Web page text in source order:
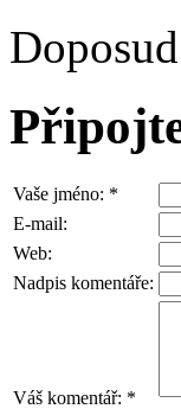
Vaše jméno: *
E-mail:
Web:
Nadpis komentáře:
Váš komentář: *